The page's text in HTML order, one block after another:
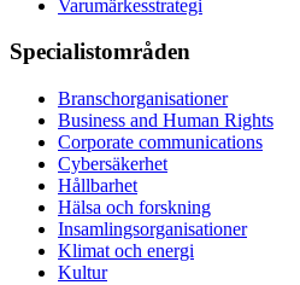
Varumärkesstrategi
Specialistområden
Branschorganisationer
Business and Human Rights
Corporate communications
Cybersäkerhet
Hållbarhet
Hälsa och forskning
Insamlingsorganisationer
Klimat och energi
Kultur